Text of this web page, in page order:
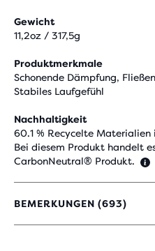
Gewicht
11,2oz / 317,5g
Produktmerkmale
Schonende Dämpfung,
Stabiles Laufgefühl
Nachhaltigkeit
60.1 % Recycelte
Bei diesem Produkt handelt
CarbonNeutral® Produkt.
BEMERKUNGEN (693)
4,5
VON